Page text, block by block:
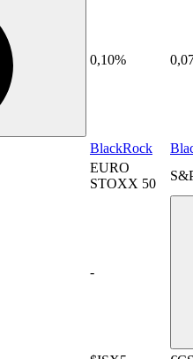
0,10%
BlackRock
EURO
STOXX 50
-